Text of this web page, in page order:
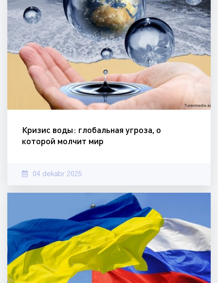
Кризис воды: глобальная угроза, о
которой молчит мир
04 dekabr 2025